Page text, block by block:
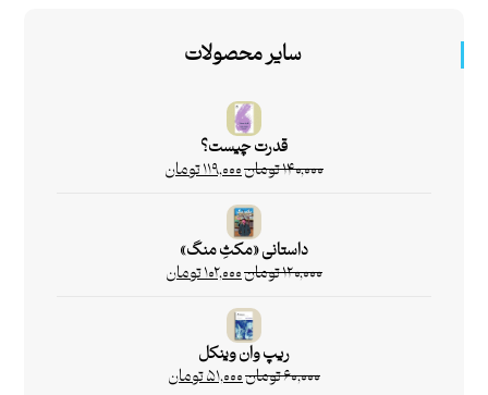
سایر محصولات
قدرت چیست؟
۱۴۰,۰۰۰تومان۱۱۹,۰۰۰تومان
داستانی «مکثِ منگ»
۱۲۰,۰۰۰تومان۱۰۲,۰۰۰تومان
ریپ وان وینکل
۶۰,۰۰۰تومان۵۱,۰۰۰تومان